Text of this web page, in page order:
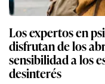
Los expertos en
disfrutan de los
sensibilidad a los
desinterés